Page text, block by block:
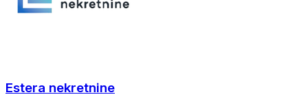
Estera nekretnine